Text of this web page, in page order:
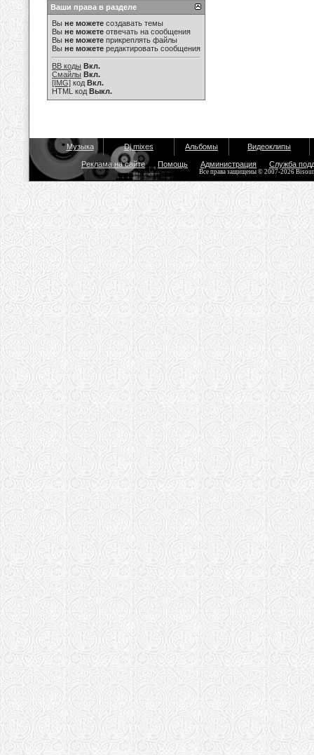
Ваши права в разделе
Вы не можете создавать темы
Вы не можете отвечать на сообщения
Вы не можете прикреплять файлы
Вы не можете редактировать сообщения
BB коды Вкл.
Смайлы Вкл.
[IMG] код Вкл.
HTML код Выкл.
Музыка Dj mixes Альбомы Видеоклипы
Реклама на сайте Помощь Администрация Служба
Все права защищены © 2007-2026